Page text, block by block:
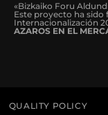
«Bizkaiko Foru
Este proyecto ha sido
Internacionalización
AZAROS EN EL
QUALITY POLICY